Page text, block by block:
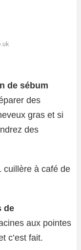
de sébum
des
gras et si
des
à café de
de
aux pointes
c’est fait.